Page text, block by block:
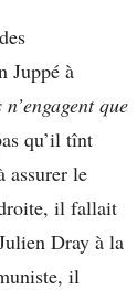
Juppé à
que
qu’il tînt
assurer le
il fallait
Dray à la
il